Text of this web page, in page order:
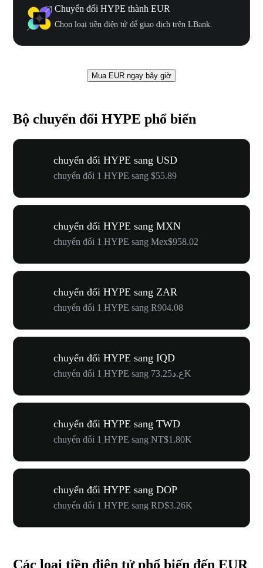
Chuyển đổi HYPE thành EUR
Chọn loại tiền điện tử để giao dịch trên LBank.
Mua EUR ngay bây giờ
Bộ chuyển đổi HYPE phổ biến
chuyển đổi HYPE sang USD
chuyển đổi 1 HYPE sang $55.89
chuyển đổi HYPE sang MXN
chuyển đổi 1 HYPE sang Mex$958.02
chuyển đổi HYPE sang ZAR
chuyển đổi 1 HYPE sang R904.08
chuyển đổi HYPE sang IQD
chuyển đổi 1 HYPE sang ع.د73.25K
chuyển đổi HYPE sang TWD
chuyển đổi 1 HYPE sang NT$1.80K
chuyển đổi HYPE sang DOP
chuyển đổi 1 HYPE sang RD$3.26K
Các loại tiền điện tử phổ biến đến EUR